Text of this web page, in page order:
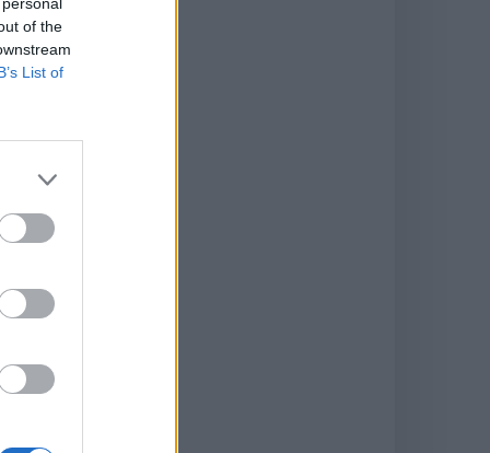
of the
List of